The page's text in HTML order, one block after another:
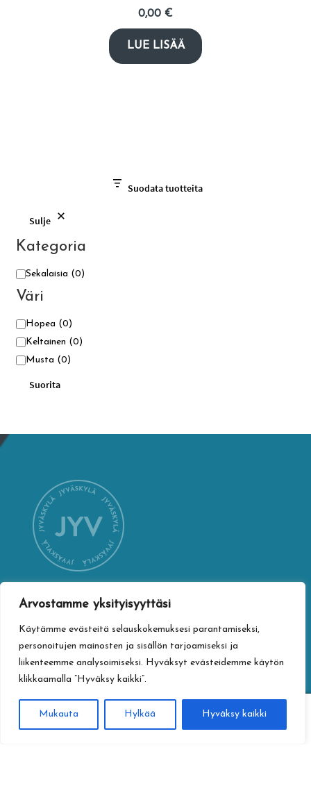
Arvostamme yksityisyyttäsi
Käytämme evästeitä selauskokemuksesi parantamiseksi,
personoitujen mainosten ja sisällön tarjoamiseksi ja
liikenteemme analysoimiseksi. Hyväksyt evästeidemme käytön
klikkaamalla ”Hyväksy kaikki”.
Mukauta Hylkää Hyväksy kaikki
0,00 €
LUE LISÄÄ
Suodata tuotteita
Sulje
Kategoria
Kategoria
Sekalaisia (0)
Väri
VäriHopea (0)
Keltainen (0)
Musta (0)
Suorita
YHTEYSTIEDOT
Jyväskylän kaupungin verkkokauppa
Vapaudenkatu 32
40100 Jyväskylä
TIETOTURVA
Etsi:
Haku
0